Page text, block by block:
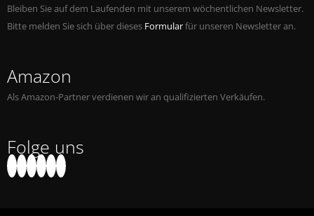
Bleiben Sie auf dem Laufenden mit unserem wöchentlichen Newsletter.
Bitte melden Sie sich über dieses Formularfür unseren Newsletter an.
Amazon
Als Amazon-Partner verdienen wir an qualifizierten Verkäufen.
Folge uns